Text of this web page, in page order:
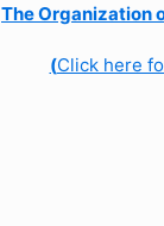
The Organization
(Click here